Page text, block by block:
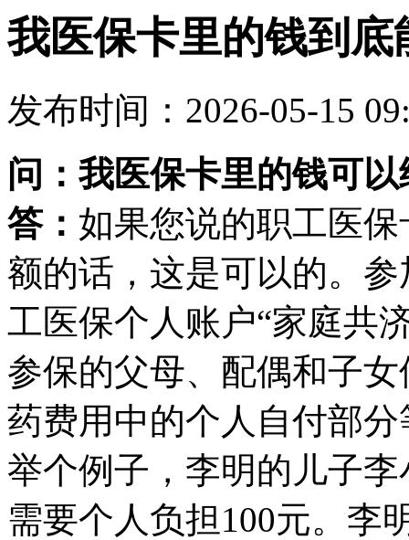
我医保卡里的钱到
发布时间：2026-05-15
问：我医保卡里的钱可
答： 如果您说的职工医保
额的话，这是可以的。
工医保个人账户“家庭共
参保的父母、配偶和子
药费用中的个人自付部分
举个例子，李明的儿子
需要个人负担100元。李